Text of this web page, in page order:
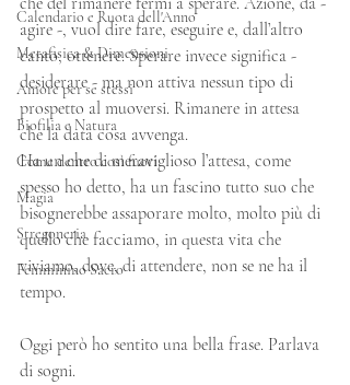
Calendario e Ruota dell'Anno
Metafisica & Dimensioni
Amore per se stessi
Biofilia e Natura
Come dentro così fuori
Magia
Stregoneria
Femminino Sacro
agire -, vuol dire fare, eseguire e, dall’altro
canto, ottenere. Sperare invece significa -
desiderare - ma non attiva nessun tipo di
prospetto al muoversi. Rimanere in attesa
che la data cosa avvenga.
Ha un che di meraviglioso l’attesa, come
spesso ho detto, ha un fascino tutto suo che
bisognerebbe assaporare molto, molto più di
quello che facciamo, in questa vita che
viviamo, dove, di attendere, non se ne ha il
tempo.
Oggi però ho sentito una bella frase. Parlava
di sogni.